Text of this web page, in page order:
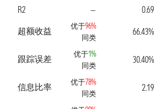
R2
—
0.69
超额收益
优于96%
同类
66.43%
跟踪误差 优于1%
同类
30.40%
信息比率 优于78%
同类
2.19